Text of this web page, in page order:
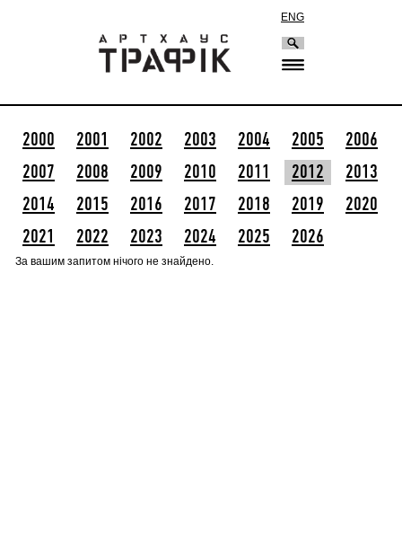
ENG
2000 2001 2002 2003 2004 2005
2006
2007
2008 2009 2010 2011 2012
2013
2014
2015 2016 2017 2018 2019
2020
2021
2022 2023 2024 2025 2026
За вашим запитом нічого не знайдено.